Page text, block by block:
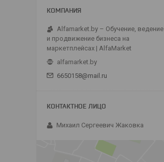
Alfamarket.by – Обучение, ведение
и продвижение бизнеса на
маркетплейсах | AlfaMarket
alfamarket.by
6650158@mail.ru
Михаил Сергеевич Жаковка